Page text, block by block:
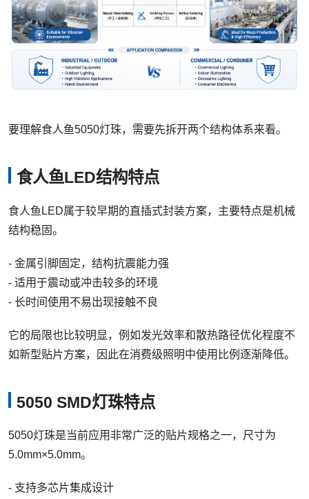
要理解食人鱼5050灯珠，需要先拆开两个结构体系来看。
食人鱼LED结构特点
食人鱼LED属于较早期的直插式封装方案，主要特点是机械
结构稳固。
- 金属引脚固定，结构抗震能力强
- 适用于震动或冲击较多的环境
- 长时间使用不易出现接触不良
它的局限也比较明显，例如发光效率和散热路径优化程度不
如新型贴片方案，因此在消费级照明中使用比例逐渐降低。
5050 SMD灯珠特点
5050灯珠是当前应用非常广泛的贴片规格之一，尺寸为
5.0mm×5.0mm。
- 支持多芯片集成设计